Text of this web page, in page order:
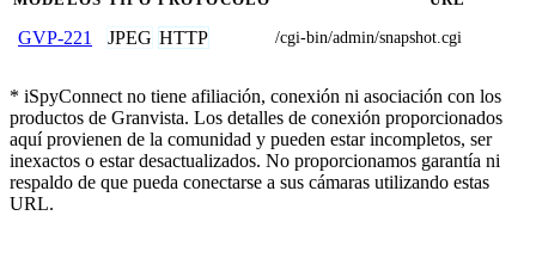
GVP-221 JPEG HTTP /cgi-bin/admin/snapshot.cgi
* iSpyConnect no tiene afiliación, conexión ni asociación con los
productos de Granvista. Los detalles de conexión proporcionados
aquí provienen de la comunidad y pueden estar incompletos, ser
inexactos o estar desactualizados. No proporcionamos garantía ni
respaldo de que pueda conectarse a sus cámaras utilizando estas
URL.